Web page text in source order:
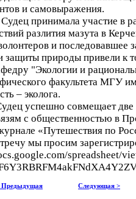
и самовыражения.
принимала участие в
разлития мазута в
и последовавшее
защиты природы привели к
"Экологии и
факультета МГУ
– эколога.
успешно совмещает две
с общественностью в
«Путешествия по
мы просим
spreadsheet/
Предыдущая Следующая >